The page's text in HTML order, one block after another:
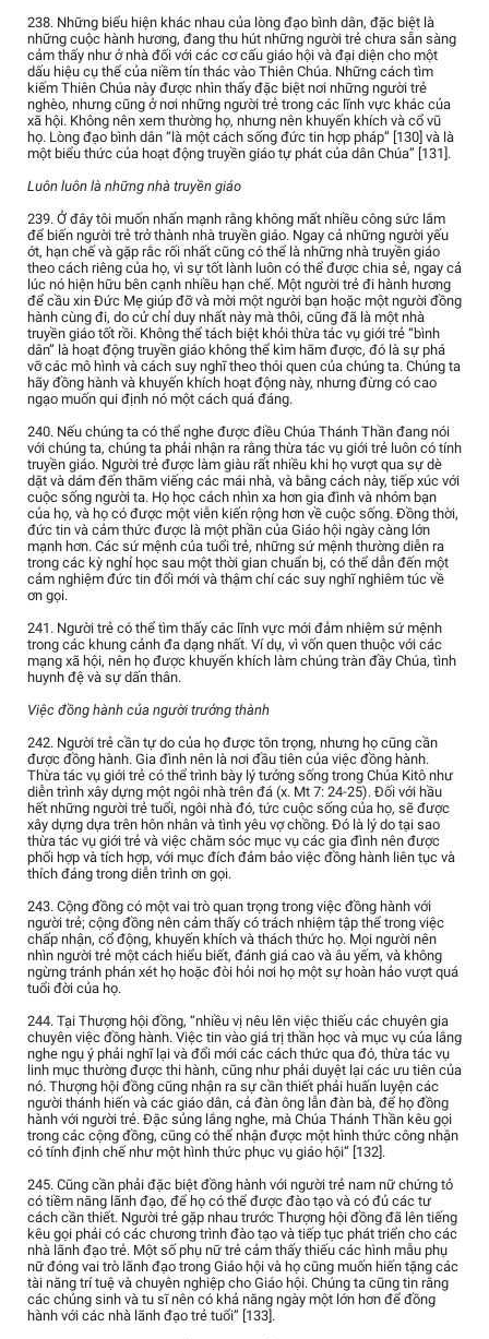
238. Những biểu hiện khác nhau của lòng đạo bình dân, đặc biệt là
những cuộc hành hương, đang thu hút những người trẻ chưa sẵn sàng
cảm thấy như ở nhà đối với các cơ cấu giáo hội và đại diện cho một
dấu hiệu cụ thể của niềm tín thác vào Thiên Chúa. Những cách tìm
kiếm Thiên Chúa này được nhìn thấy đặc biệt nơi những người trẻ
nghèo, nhưng cũng ở nơi những người trẻ trong các lĩnh vực khác của
xã hội. Không nên xem thường họ, nhưng nên khuyến khích và cổ vũ
họ. Lòng đạo bình dân “là một cách sống đức tin hợp pháp” [130] và là
một biểu thức của hoạt động truyền giáo tự phát của dân Chúa” [131].
Luôn luôn là những nhà truyền giáo
239. Ở đây tôi muốn nhấn mạnh rằng không mất nhiều công sức lắm
để biến người trẻ trở thành nhà truyền giáo. Ngay cả những người yếu
ớt, hạn chế và gặp rắc rối nhất cũng có thể là những nhà truyền giáo
theo cách riêng của họ, vì sự tốt lành luôn có thể được chia sẻ, ngay cả
lúc nó hiện hữu bên cạnh nhiều hạn chế. Một người trẻ đi hành hương
để cầu xin Đức Mẹ giúp đỡ và mời một người bạn hoặc một người đồng
hành cùng đi, do cử chỉ duy nhất này mà thôi, cũng đã là một nhà
truyền giáo tốt rồi. Không thể tách biệt khỏi thừa tác vụ giới trẻ “bình
dân” là hoạt động truyền giáo không thể kìm hãm được, đó là sự phá
vỡ các mô hình và cách suy nghĩ theo thói quen của chúng ta. Chúng ta
hãy đồng hành và khuyến khích hoạt động này, nhưng đừng có cao
ngạo muốn qui định nó một cách quá đáng.
240. Nếu chúng ta có thể nghe được điều Chúa Thánh Thần đang nói
với chúng ta, chúng ta phải nhận ra rằng thừa tác vụ giới trẻ luôn có tính
truyền giáo. Người trẻ được làm giàu rất nhiều khi họ vượt qua sự dè
dặt và dám đến thăm viếng các mái nhà, và bằng cách này, tiếp xúc với
cuộc sống người ta. Họ học cách nhìn xa hơn gia đình và nhóm bạn
của họ, và họ có được một viễn kiến rộng hơn về cuộc sống. Đồng thời,
đức tin và cảm thức được là một phần của Giáo hội ngày càng lớn
mạnh hơn. Các sứ mệnh của tuổi trẻ, những sứ mệnh thường diễn ra
trong các kỳ nghỉ học sau một thời gian chuẩn bị, có thể dẫn đến một
cảm nghiệm đức tin đổi mới và thậm chí các suy nghĩ nghiêm túc về
ơn gọi.
241. Người trẻ có thể tìm thấy các lĩnh vực mới đảm nhiệm sứ mệnh
trong các khung cảnh đa dạng nhất. Ví dụ, vì vốn quen thuộc với các
mạng xã hội, nên họ được khuyến khích làm chúng tràn đầy Chúa, tình
huynh đệ và sự dấn thân.
Việc đồng hành của người trưởng thành
242. Người trẻ cần tự do của họ được tôn trọng, nhưng họ cũng cần
được đồng hành. Gia đình nên là nơi đầu tiên của việc đồng hành.
Thừa tác vụ giới trẻ có thể trình bày lý tưởng sống trong Chúa Kitô như
diễn trình xây dựng một ngôi nhà trên đá (x. Mt 7: 24-25). Đối với hầu
hết những người trẻ tuổi, ngôi nhà đó, tức cuộc sống của họ, sẽ được
xây dựng dựa trên hôn nhân và tình yêu vợ chồng. Đó là lý do tại sao
thừa tác vụ giới trẻ và việc chăm sóc mục vụ các gia đình nên được
phối hợp và tích hợp, với mục đích đảm bảo việc đồng hành liên tục và
thích đáng trong diễn trình ơn gọi.
243. Cộng đồng có một vai trò quan trọng trong việc đồng hành với
người trẻ; cộng đồng nên cảm thấy có trách nhiệm tập thể trong việc
chấp nhận, cổ động, khuyến khích và thách thức họ. Mọi người nên
nhìn người trẻ một cách hiểu biết, đánh giá cao và âu yếm, và không
ngừng tránh phán xét họ hoặc đòi hỏi nơi họ một sự hoàn hảo vượt quá
tuổi đời của họ.
244. Tại Thượng hội đồng, “nhiều vị nêu lên việc thiếu các chuyên gia
chuyên việc đồng hành. Việc tin vào giá trị thần học và mục vụ của lắng
nghe ngụ ý phải nghĩ lại và đổi mới các cách thức qua đó, thừa tác vụ
linh mục thường được thi hành, cũng như phải duyệt lại các ưu tiên của
nó. Thượng hội đồng cũng nhận ra sự cần thiết phải huấn luyện các
người thánh hiến và các giáo dân, cả đàn ông lẫn đàn bà, để họ đồng
hành với người trẻ. Đặc sủng lắng nghe, mà Chúa Thánh Thần kêu gọi
trong các cộng đồng, cũng có thể nhận được một hình thức công nhận
có tính định chế như một hình thức phục vụ giáo hội” [132].
245. Cũng cần phải đặc biệt đồng hành với người trẻ nam nữ chứng tỏ
có tiềm năng lãnh đạo, để họ có thể được đào tạo và có đủ các tư
cách cần thiết. Người trẻ gặp nhau trước Thượng hội đồng đã lên tiếng
kêu gọi phải có các chương trình đào tạo và tiếp tục phát triển cho các
nhà lãnh đạo trẻ. Một số phụ nữ trẻ cảm thấy thiếu các hình mẫu phụ
nữ đóng vai trò lãnh đạo trong Giáo hội và họ cũng muốn hiến tặng các
tài năng trí tuệ và chuyên nghiệp cho Giáo hội. Chúng ta cũng tin rằng
các chủng sinh và tu sĩ nên có khả năng ngày một lớn hơn để đồng
hành với các nhà lãnh đạo trẻ tuổi” [133].